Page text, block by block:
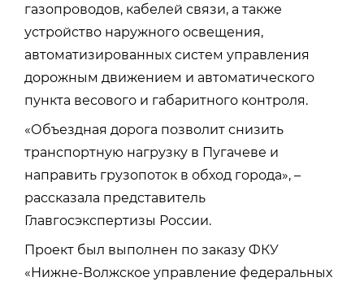
газопроводов, кабелей связи, а также
устройство наружного освещения,
автоматизированных систем управления
дорожным движением и автоматического
пункта весового и габаритного контроля.
«Объездная дорога позволит снизить
транспортную нагрузку в Пугачеве и
направить грузопоток в обход города», –
рассказала представитель
Главгосэкспертизы России.
Проект был выполнен по заказу ФКУ
«Нижне-Волжское управление федеральных